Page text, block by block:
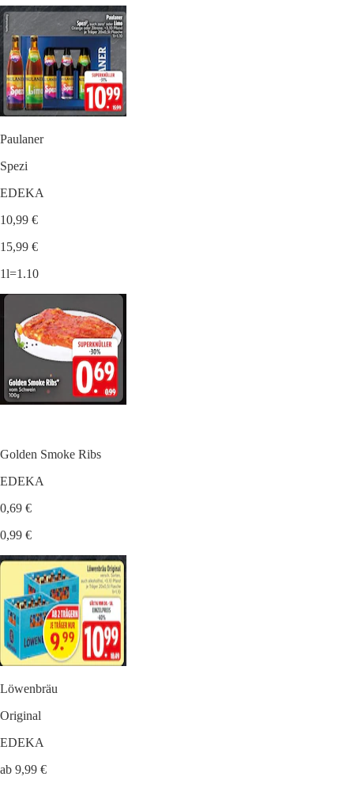
Paulaner
Spezi
EDEKA
10,99 €
15,99 €
1l=1.10
Golden Smoke Ribs
EDEKA
0,69 €
0,99 €
Löwenbräu
Original
EDEKA
ab 9,99 €